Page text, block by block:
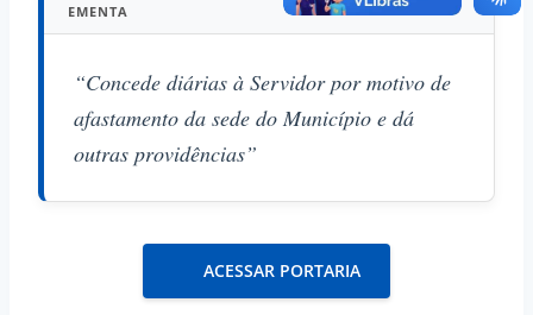
EMENTA
“Concede diárias à Servidor por motivo de
afastamento da sede do Município e dá
outras providências”
ACESSAR PORTARIA